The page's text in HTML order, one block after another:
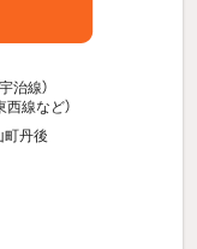
治線）
西線など）
町丹後